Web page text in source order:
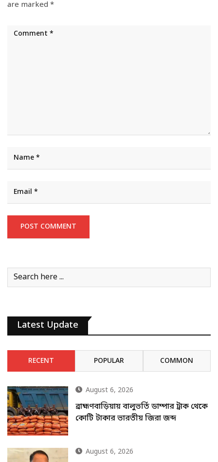
are marked *
Latest Update
RECENT POPULAR COMMON
August 6, 2026
ব্রাহ্মণবাড়িয়ায় বালুভর্তি ডাম্পার ট্রাক থেকে
কোটি টাকার ভারতীয় জিরা জব্দ
August 6, 2026